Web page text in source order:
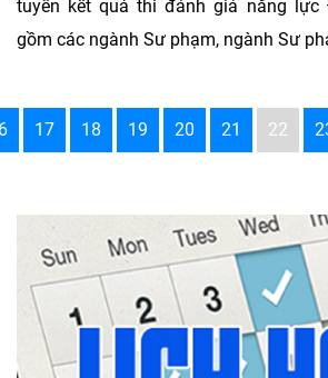
tuyển kết quả thi đánh giá năng lực
gồm các ngành Sư phạm, ngành Sư
17 18 19 20 21 22